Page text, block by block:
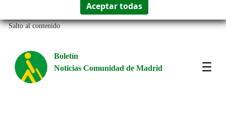
Salto al contenido
Boletín
Noticias Comunidad de Madrid